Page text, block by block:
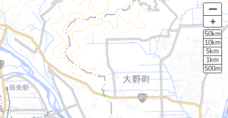
ー
＋
50km
10km
5km
1km
500m